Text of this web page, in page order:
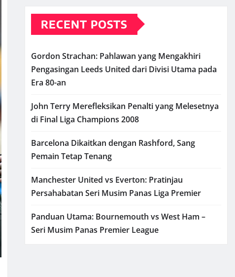
RECENT POSTS
Gordon Strachan: Pahlawan yang Mengakhiri
Pengasingan Leeds United dari Divisi Utama pada
Era 80-an
John Terry Merefleksikan Penalti yang Melesetnya
di Final Liga Champions 2008
Barcelona Dikaitkan dengan Rashford, Sang
Pemain Tetap Tenang
Manchester United vs Everton: Pratinjau
Persahabatan Seri Musim Panas Liga Premier
Panduan Utama: Bournemouth vs West Ham –
Seri Musim Panas Premier League